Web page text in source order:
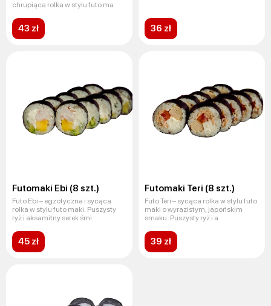
chrupiąca rolka w stylu futo ma
43 zł 36 zł
Futomaki Ebi (8 szt.)
Futo Ebi – egzotyczna i sycąca
rolka w stylu futo maki. Puszysty
ryż i aksamitny serek śmi
45 zł
Futomaki Teri (8 szt.)
Futo Teri – sycąca rolka w stylu futo
maki o wyrazistym, japońskim
smaku. Puszysty ryż i a
39 zł